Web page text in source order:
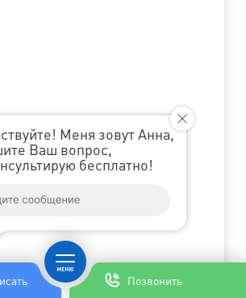
Позвонить
Меня зовут Анна,
Ваш вопрос,
бесплатно!